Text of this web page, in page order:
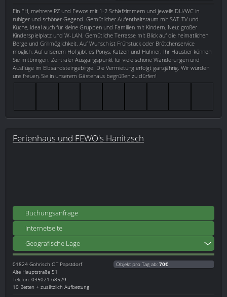
Ein FH, mehrere PZ und Fewos mit 1-2 Schlafzimmern und jeweils DU/WC in
ruhiger und schöner Gegend. Gemütlicher Aufenthaltsraum mit SAT-TV und
Küche, ideal auch für kleine Gruppen und Familien mit Kindern. Neu: großer
Kinderspielplatz und W-LAN. Gemütliche Terrasse mit Blick auf die heimatlichen
Berge und Grillmöglichkeit. Auf Wunsch ist Frühstück oder Brötchenservice
möglich. Auf unserem Hof gibt es Ponys, Katzen und Hühner. Ihr Haustier können
Sie mitbringen. Zentraler Ausgangspunkt für viele schöne Wanderungen und
Ausflüge im Elbsandsteingebirge. Die Vermietung erfolgt ganzjährig. Wir würden
uns freuen, Sie in unserem Gästehaus begrüßen zu dürfen!
Ferienhaus und FEWO's Hanitzsch
Buchungsanfrage
Internetseite
Geografische Lage
01824 Gohrisch OT Papstdorf
Alte Hauptstraße 51
Telefon: 035021 68529
10 Betten + zusätzlich Aufbettung
Objekt pro Tag ab: 70€